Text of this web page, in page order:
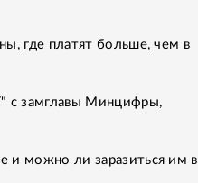
где платят больше, чем в
с замглавы Минцифры,
и можно ли заразиться им в